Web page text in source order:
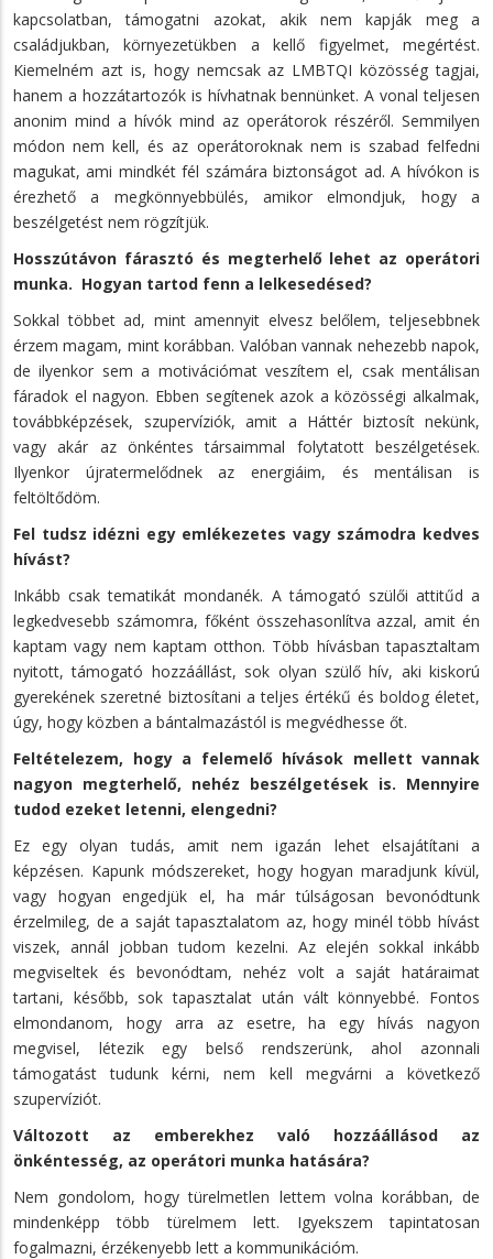
kapcsolatban, támogatni azokat, akik nem kapják meg a
családjukban, környezetükben a kellő figyelmet, megértést.
Kiemelném azt is, hogy nemcsak az LMBTQI közösség tagjai,
hanem a hozzátartozók is hívhatnak bennünket. A vonal teljesen
anonim mind a hívók mind az operátorok részéről. Semmilyen
módon nem kell, és az operátoroknak nem is szabad felfedni
magukat, ami mindkét fél számára biztonságot ad. A hívókon is
érezhető a megkönnyebbülés, amikor elmondjuk, hogy a
beszélgetést nem rögzítjük.
Hosszútávon fárasztó és megterhelő lehet az operátori
munka. Hogyan tartod fenn a lelkesedésed?
Sokkal többet ad, mint amennyit elvesz belőlem, teljesebbnek
érzem magam, mint korábban. Valóban vannak nehezebb napok,
de ilyenkor sem a motivációmat veszítem el, csak mentálisan
fáradok el nagyon. Ebben segítenek azok a közösségi alkalmak,
továbbképzések, szupervíziók, amit a Háttér biztosít nekünk,
vagy akár az önkéntes társaimmal folytatott beszélgetések.
Ilyenkor újratermelődnek az energiáim, és mentálisan is
feltöltődöm.
Fel tudsz idézni egy emlékezetes vagy számodra kedves
hívást?
Inkább csak tematikát mondanék. A támogató szülői attitűd a
legkedvesebb számomra, főként összehasonlítva azzal, amit én
kaptam vagy nem kaptam otthon. Több hívásban tapasztaltam
nyitott, támogató hozzáállást, sok olyan szülő hív, aki kiskorú
gyerekének szeretné biztosítani a teljes értékű és boldog életet,
úgy, hogy közben a bántalmazástól is megvédhesse őt.
Feltételezem, hogy a felemelő hívások mellett vannak
nagyon megterhelő, nehéz beszélgetések is. Mennyire
tudod ezeket letenni, elengedni?
Ez egy olyan tudás, amit nem igazán lehet elsajátítani a
képzésen. Kapunk módszereket, hogy hogyan maradjunk kívül,
vagy hogyan engedjük el, ha már túlságosan bevonódtunk
érzelmileg, de a saját tapasztalatom az, hogy minél több hívást
viszek, annál jobban tudom kezelni. Az elején sokkal inkább
megviseltek és bevonódtam, nehéz volt a saját határaimat
tartani, később, sok tapasztalat után vált könnyebbé. Fontos
elmondanom, hogy arra az esetre, ha egy hívás nagyon
megvisel, létezik egy belső rendszerünk, ahol azonnali
támogatást tudunk kérni, nem kell megvárni a következő
szupervíziót.
Változott az emberekhez való hozzáállásod az
önkéntesség, az operátori munka hatására?
Nem gondolom, hogy türelmetlen lettem volna korábban, de
mindenképp több türelmem lett. Igyekszem tapintatosan
fogalmazni, érzékenyebb lett a kommunikációm.